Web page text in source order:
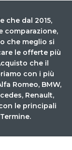
che dal 2015,
comparazione,
che meglio si
le offerte più
che il
con i più
Romeo, BMW,
Renault,
le principali